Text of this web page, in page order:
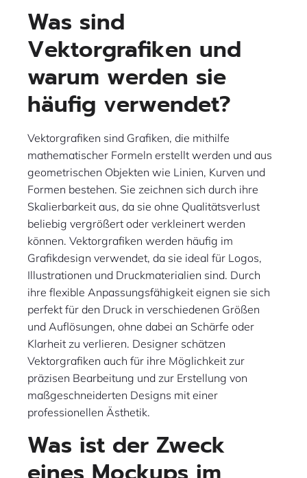
Was sind
Vektorgrafiken und
warum werden sie
häufig verwendet?
Vektorgrafiken sind Grafiken, die mithilfe
mathematischer Formeln erstellt werden und aus
geometrischen Objekten wie Linien, Kurven und
Formen bestehen. Sie zeichnen sich durch ihre
Skalierbarkeit aus, da sie ohne Qualitätsverlust
beliebig vergrößert oder verkleinert werden
können. Vektorgrafiken werden häufig im
Grafikdesign verwendet, da sie ideal für Logos,
Illustrationen und Druckmaterialien sind. Durch
ihre flexible Anpassungsfähigkeit eignen sie sich
perfekt für den Druck in verschiedenen Größen
und Auflösungen, ohne dabei an Schärfe oder
Klarheit zu verlieren. Designer schätzen
Vektorgrafiken auch für ihre Möglichkeit zur
präzisen Bearbeitung und zur Erstellung von
maßgeschneiderten Designs mit einer
professionellen Ästhetik.
Was ist der Zweck